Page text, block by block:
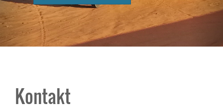
Kontakt